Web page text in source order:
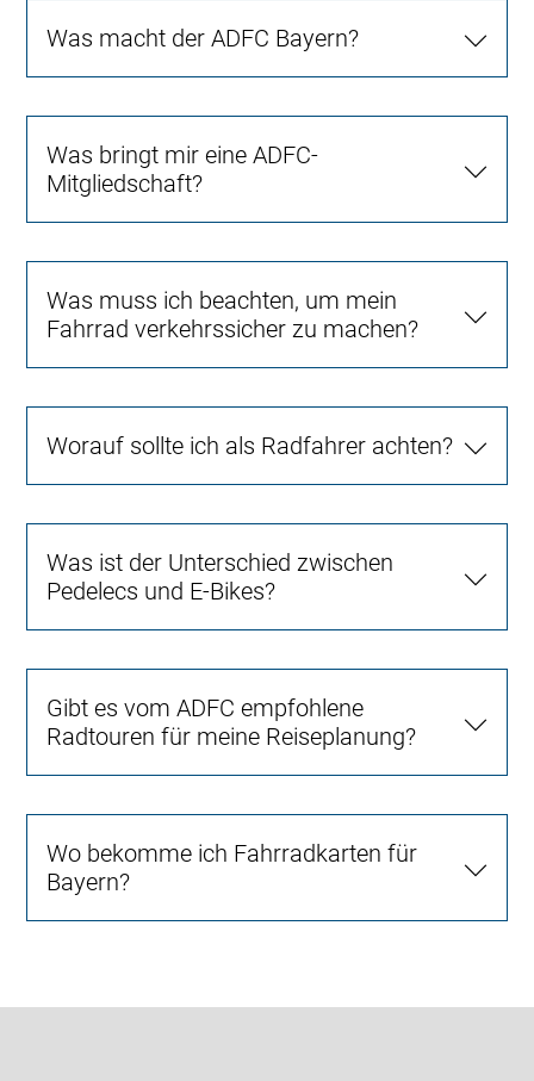
Was macht der ADFC Bayern?
Was bringt mir eine ADFC-
Mitgliedschaft?
Was muss ich beachten, um mein
Fahrrad verkehrssicher zu machen?
Worauf sollte ich als Radfahrer achten?
Was ist der Unterschied zwischen
Pedelecs und E-Bikes?
Gibt es vom ADFC empfohlene
Radtouren für meine Reiseplanung?
Wo bekomme ich Fahrradkarten für
Bayern?